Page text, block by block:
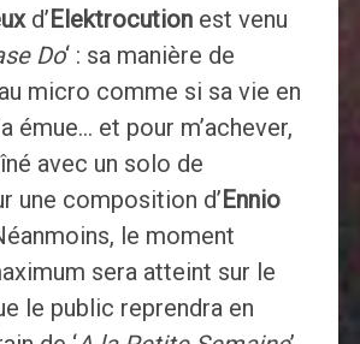
d’Elektrocutionest venu
Do‘ : sa manière de
micro comme si sa vie en
émue… et pour m’achever,
avec un solo de
une composition d’Ennio
le moment
sera atteint sur le
le public reprendra en